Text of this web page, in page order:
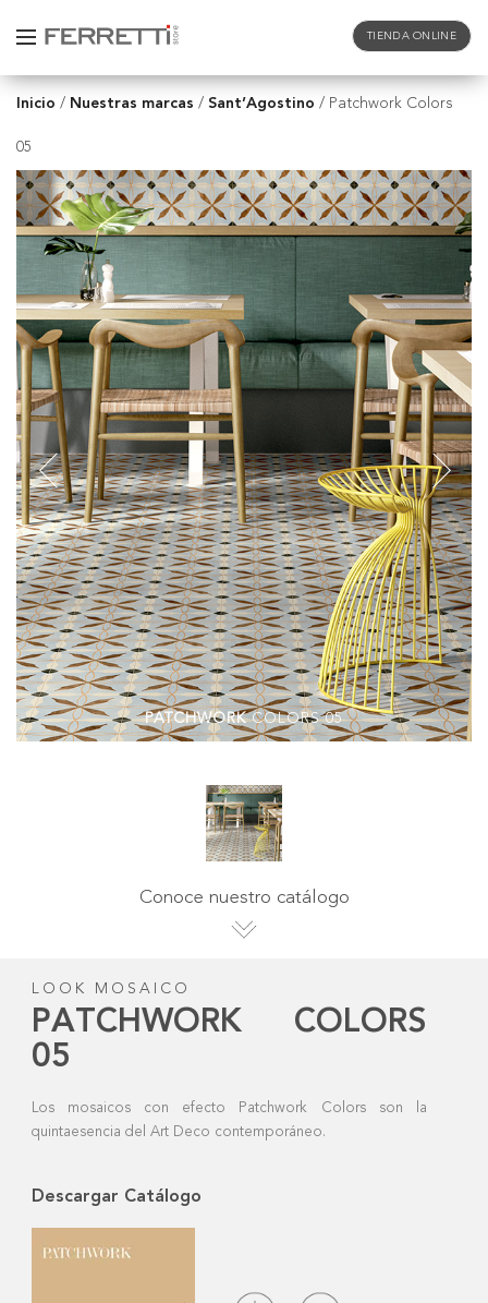
TIENDA ONLINE
Inicio / Nuestras marcas / Sant’Agostino / Patchwork Colors
05
PATCHWORKCOLORS 05
Conoce nuestro catálogo
Descargar Catálogo
LOOK MOSAICO
PATCHWORK COLORS
05
Los mosaicos con efecto Patchwork Colors son la
quintaesencia del Art Deco contemporáneo.